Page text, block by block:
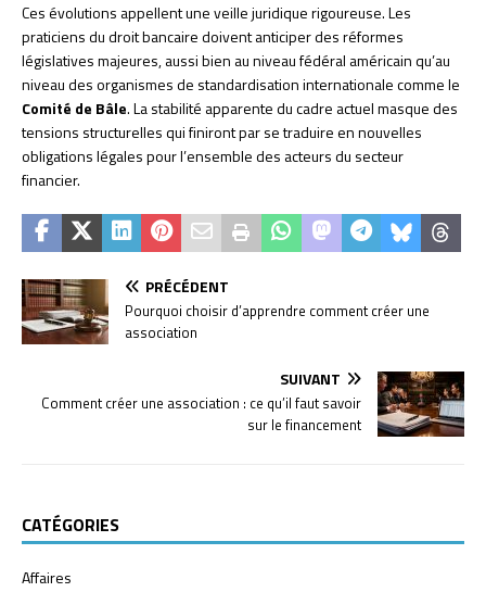
Ces évolutions appellent une veille juridique rigoureuse. Les
praticiens du droit bancaire doivent anticiper des réformes
législatives majeures, aussi bien au niveau fédéral américain qu’au
niveau des organismes de standardisation internationale comme le
Comité de Bâle. La stabilité apparente du cadre actuel masque des
tensions structurelles qui finiront par se traduire en nouvelles
obligations légales pour l’ensemble des acteurs du secteur
financier.
PRÉCÉDENT
Pourquoi choisir d’apprendre comment créer une
association
SUIVANT
Comment créer une association : ce qu’il faut savoir
sur le financement
CATÉGORIES
Affaires